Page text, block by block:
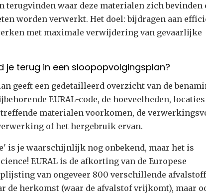
terugvinden waar deze materialen zich bevinden
worden verwerkt. Het doel: bijdragen aan
met maximale verwijdering van gevaarlijke
je terug in een sloopopvolgingsplan?
geeft een gedetailleerd overzicht van de
EURAL-code, de hoeveelheden,
materialen voorkomen, de
of het hergebruik ervan.
is je waarschijnlijk nog onbekend, maar het is
EURAL is de afkorting van de Europese
van ongeveer 800 verschillende
de herkomst (waar de afvalstof vrijkomt), maar